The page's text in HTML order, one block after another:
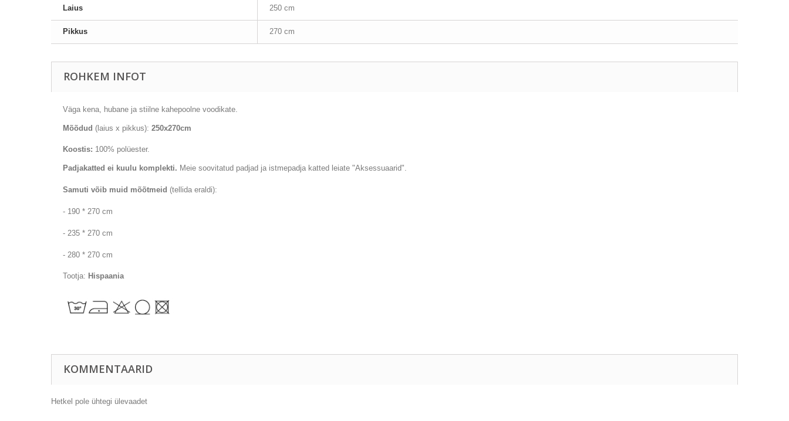
Laius 250 cm
Pikkus 270 cm
ROHKEM INFOT
Väga kena, hubane ja stiilne kahepoolne voodikate.
Mõõdud (laius x pikkus): 250x270cm
Koostis: 100% polüester.
Padjakatted ei kuulu komplekti. Meie soovitatud padjad ja istmepadja katted leiate "Aksessuaarid".
Samuti võib muid mõõtmeid (tellida eraldi):
- 190 * 270 cm
- 235 * 270 cm
- 280 * 270 cm
Tootja: Hispaania
KOMMENTAARID
Hetkel pole ühtegi ülevaadet